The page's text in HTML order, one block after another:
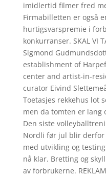
imidlertid filmer fred
Firmabilletten er også
hurtigsvarspremie i
konkurranser. SKAL VI
Sigmond
establishment of
center and artist-in-
curator Eivind
Toetasjes rekkehus lot
men da tomten er lang
Den siste
Nordli før jul blir derfor
med utvikling og
nå klar. Bretting og
av forbrukerne.